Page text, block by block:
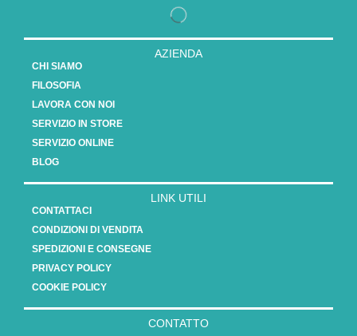
AZIENDA
CHI SIAMO
FILOSOFIA
LAVORA CON NOI
SERVIZIO IN STORE
SERVIZIO ONLINE
BLOG
LINK UTILI
CONTATTACI
CONDIZIONI DI VENDITA
SPEDIZIONI E CONSEGNE
PRIVACY POLICY
COOKIE POLICY
CONTATTO